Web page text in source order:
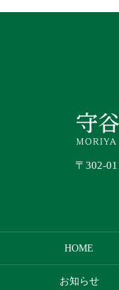
〒302-
HOME
お知らせ